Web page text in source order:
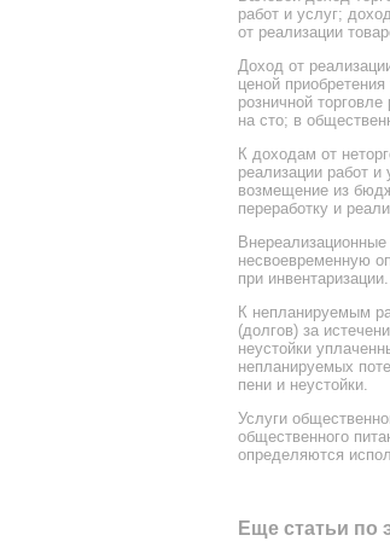
работ и услуг;
от реализации
Доход от
ценой
розничной
на сто; в
К доходам от
реализации работ
возмещение из
переработку и
несвоевременную
при инвентаризации.
К непланируемым
(долгов) за
неустойки
непланируемых
пени и неустойки.
Услуги
общественного
определяются
Еще статьи по